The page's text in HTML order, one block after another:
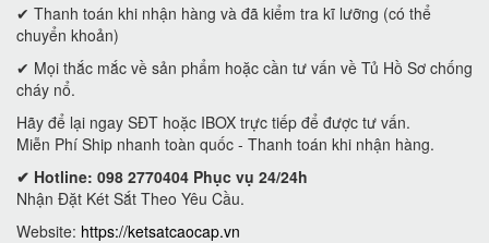
✔ Thanh toán khi nhận hàng và đã kiểm tra kĩ lưỡng (có thể
chuyển khoản)
✔ Mọi thắc mắc về sản phẩm hoặc cần tư vấn về Tủ Hồ Sơ chống
cháy nổ.
Hãy để lại ngay SĐT hoặc IBOX trực tiếp để được tư vấn.
Miễn Phí Ship nhanh toàn quốc - Thanh toán khi nhận hàng.
✔ Hotline: 098 2770404 Phục vụ 24/24h
Nhận Đặt Két Sắt Theo Yêu Cầu.
Website: https://ketsatcaocap.vn